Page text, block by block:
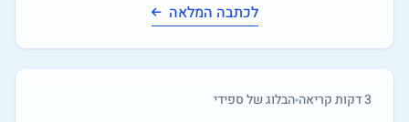
לכתבה המלאה
3דקות קריאה הבלוג של ספידי